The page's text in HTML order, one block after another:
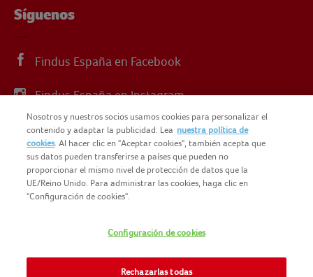
Síguenos
Findus España en Facebook
Findus España en Instagram
Findus España en X
POLÍTICA DE PRIVACIDAD
MAPA DEL SITIO
TÉRMINOS Y CONDICIONES
Nosotros y nuestros socios usamos cookies para personalizar el
contenido y adaptar la publicidad. Lea nuestra política de
cookies. Al hacer clic en "Aceptar cookies", también acepta que
sus datos pueden transferirse a países que pueden no
proporcionar el mismo nivel de protección de datos que la
UE/Reino Unido. Para administrar las cookies, haga clic en
"Configuración de cookies".
Configuración de cookies
Rechazarlas todas